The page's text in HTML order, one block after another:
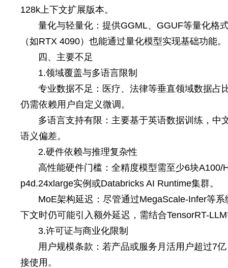
128k上下文扩展版本。
量化与轻量化：提供GGML、GGUF等量化格
（如RTX 4090）也能通过量化模型实现基础功能。
四、主要不足
1.领域覆盖与多语言限制
专业数据不足：医疗、法律等垂直领域数据占
仍需依赖用户自定义微调。
多语言支持有限：主要基于英语数据训练，中
语义偏差。
2.硬件依赖与推理复杂性
高性能硬件门槛：全精度模型需至少6块
p4d.24xlarge实例或Databricks AI Runtime集群。
MoE架构延迟：尽管通过MegaScale-Infer等
下文时仍可能引入额外延迟，需结合TensorRT-
3.许可证与商业化限制
用户规模条款：若产品或服务月活用户超过7
接使用。